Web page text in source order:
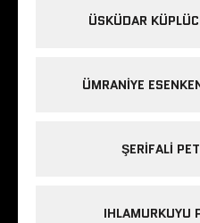
ÜSKÜDAR
ÜMRANIYE
ŞERIFALI
IHLAMURKUYU